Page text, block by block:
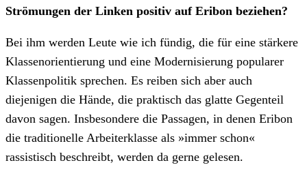
Strömungen der Linken positiv auf Eribon beziehen?
Bei ihm werden Leute wie ich fündig, die für eine stärkere
Klassenorientierung und eine Modernisierung popularer
Klassenpolitik sprechen. Es reiben sich aber auch
diejenigen die Hände, die praktisch das glatte Gegenteil
davon sagen. Insbesondere die Passagen, in denen Eribon
die traditionelle Arbeiterklasse als »immer schon«
rassistisch beschreibt, werden da gerne gelesen.